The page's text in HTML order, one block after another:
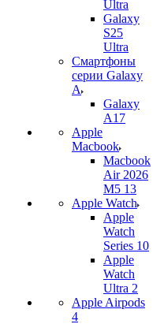
Ultra
Galaxy
S25
Ultra
Смартфоны
серии Galaxy
A
Galaxy
A17
Apple
Macbook
Macbook
Air 2026
M5 13
Apple Watch
Apple
Watch
Series 10
Apple
Watch
Ultra 2
Apple Airpods
4